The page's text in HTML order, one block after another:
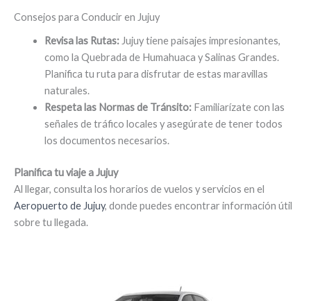
Consejos para Conducir en Jujuy
Revisa las Rutas:Jujuy tiene paisajes impresionantes,
como la Quebrada de Humahuaca y Salinas Grandes.
Planifica tu ruta para disfrutar de estas maravillas
naturales.
Respeta las Normas de Tránsito:Familiarízate con las
señales de tráfico locales y asegúrate de tener todos
los documentos necesarios.
Planifica tu viaje a Jujuy
Al llegar, consulta los horarios de vuelos y servicios en el
Aeropuerto de Jujuy, donde puedes encontrar información útil
sobre tu llegada.